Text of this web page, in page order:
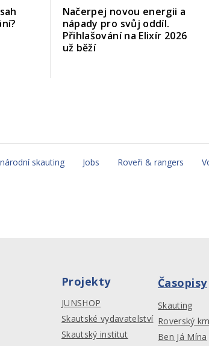
Načerpej novou energii a
nápady pro svůj oddíl.
Přihlašování na Elixír 2026
už běží
skauting Jobs Roveři & rangers
Projekty
JUNSHOP
Skautské vydavatelství
Skautský institut
Časopisy
Skauting
Roverský
Ben Já Mína